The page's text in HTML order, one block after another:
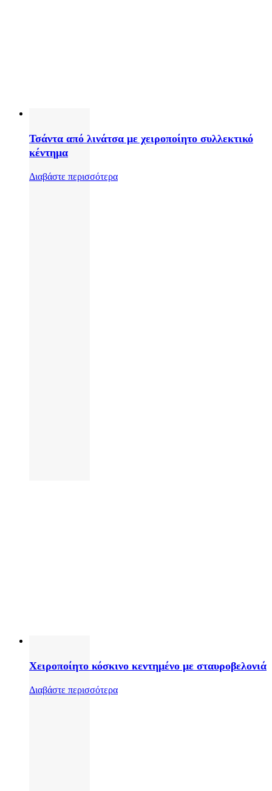
Τσάντα από λινάτσα με χειροποίητο συλλεκτικό
κέντημα
Διαβάστε περισσότερα
Χειροποίητο κόσκινο κεντημένο με σταυροβελονιά
Διαβάστε περισσότερα